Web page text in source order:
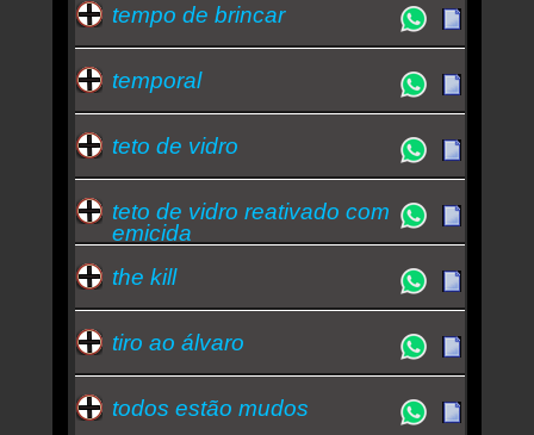
tempo de brincar
temporal
teto de vidro
teto de vidro reativado com
emicida
the kill
tiro ao álvaro
todos estão mudos